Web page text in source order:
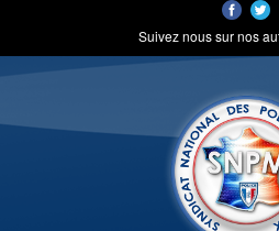
Suivez nous sur nos